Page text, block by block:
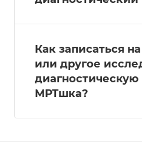
Как записаться
или другое
МРТшка?